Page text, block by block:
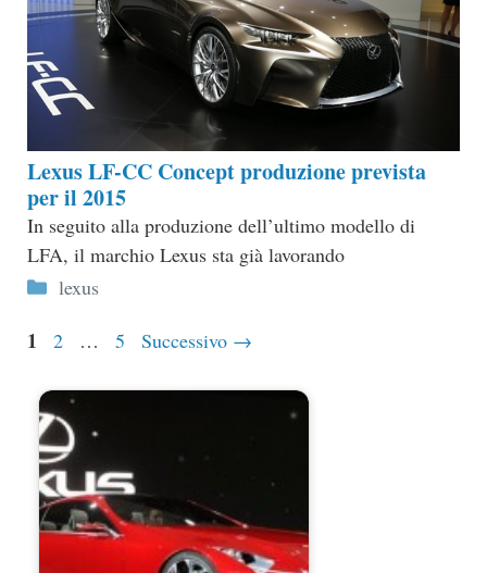
Lexus LF-CC Concept produzione prevista
per il 2015
In seguito alla produzione dell’ultimo modello di
LFA, il marchio Lexus sta già lavorando
Categorie
lexus
Pagina
1 Pagina
2 … Pagina
5 Successivo →